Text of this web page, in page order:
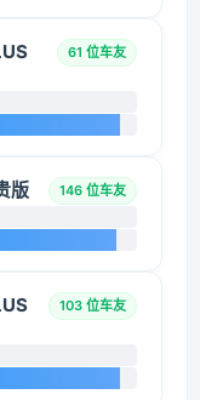
61 位车友
版 146 位车友
103 位车友